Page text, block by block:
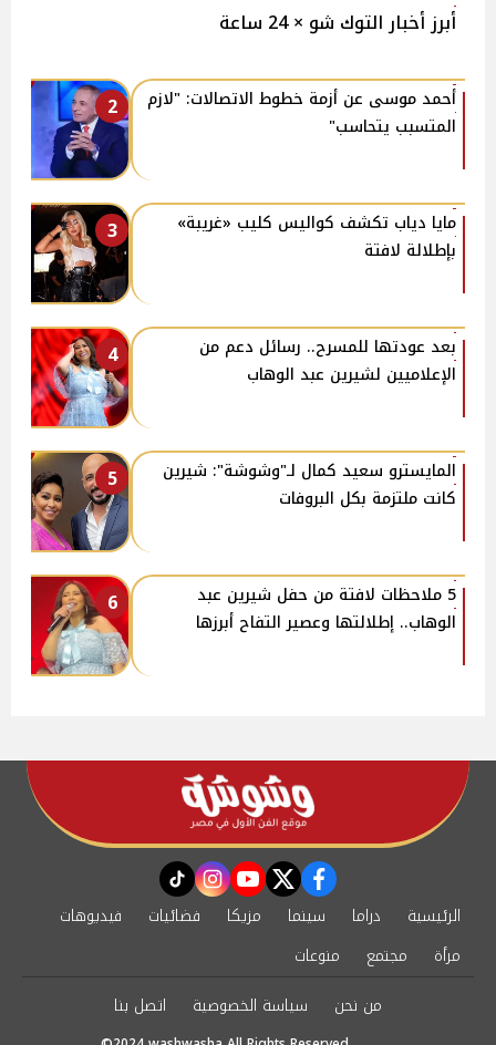
أبرز أخبار التوك شو × 24 ساعة
2
أحمد موسى عن أزمة خطوط الاتصالات: "لازم
المتسبب يتحاسب"
3
مايا دياب تكشف كواليس كليب «غريبة»
بإطلالة لافتة
4
بعد عودتها للمسرح.. رسائل دعم من
الإعلاميين لشيرين عبد الوهاب
5
المايسترو سعيد كمال لـ"وشوشة": شيرين
كانت ملتزمة بكل البروفات
6
5 ملاحظات لافتة من حفل شيرين عبد
الوهاب.. إطلالتها وعصير التفاح أبرزها
facebook
twitter
youtube
instagram
tiktok
الرئيسية دراما سينما مزيكا فضائيات
فيديوهات
مرأة
مجتمع
منوعات
من نحن
سياسة الخصوصية اتصل بنا